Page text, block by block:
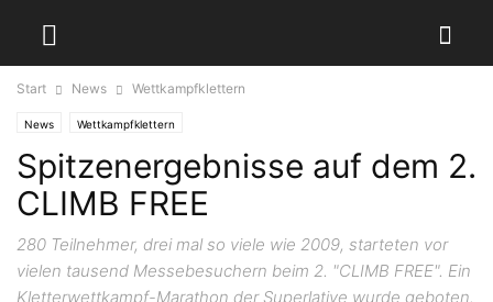
Start News Wettkampfklettern
News Wettkampfklettern
Spitzenergebnisse auf dem 2.
CLIMB FREE
280 Teilnehmer, drei mal so viele wie 2009, starteten vor
vielen tausend Messebesuchern beim 2. "CLIMB FREE". Ein
Kletterwettkampf-Marathon der Superlative wurde geboten.